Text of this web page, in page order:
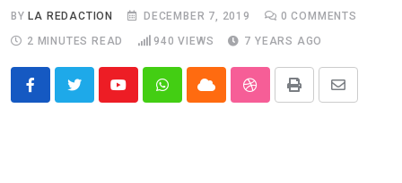
BYLA REDACTION DECEMBER 7, 2019 0 COMMENTS
2 MINUTES READ
940 VIEWS 7 YEARS AGO
YoutubeWhatsappCloud StumbleUpon
Print
Share